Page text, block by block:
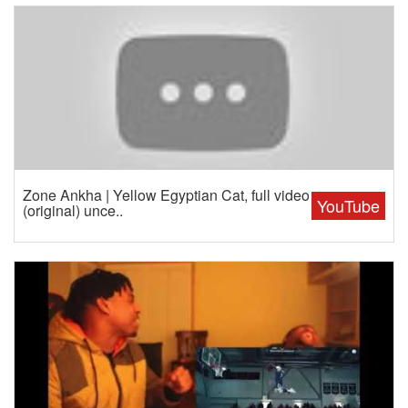
YouTube
Zone Ankha | Yellow Egyptian Cat, full video
(original) unce..